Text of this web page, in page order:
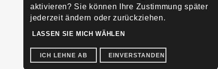
aktivieren? Sie können Ihre Zustimmung später
jederzeit ändern oder zurückziehen.
LASSEN SIE MICH WÄHLEN
ICH LEHNE AB EINVERSTANDEN